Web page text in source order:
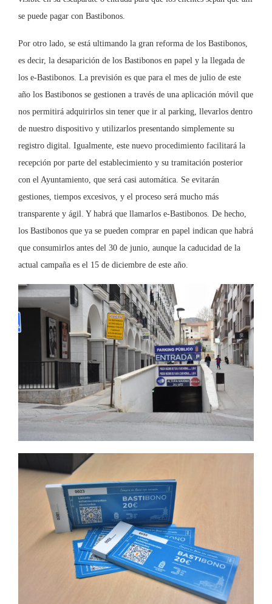
se puede pagar con Bastibonos.
Por otro lado, se está ultimando la gran reforma de los Bastibonos,
es decir, la desaparición de los Bastibonos en papel y la llegada de
los e-Bastibonos. La previsión es que para el mes de julio de este
año los Bastibonos se gestionen a través de una aplicación móvil que
nos permitirá adquirirlos sin tener que ir al parking, llevarlos dentro
de nuestro dispositivo y utilizarlos presentando simplemente su
registro digital. Igualmente, este nuevo procedimiento facilitará la
recepción por parte del establecimiento y su tramitación posterior
con el Ayuntamiento, que será casi automática. Se evitarán
gestiones, tiempos excesivos, y el proceso será mucho más
transparente y ágil. Y habrá que llamarlos e-Bastibonos. De hecho,
los Bastibonos que ya se pueden comprar en papel indican que habrá
que consumirlos antes del 30 de junio, aunque la caducidad de la
actual campaña es el 15 de diciembre de este año.